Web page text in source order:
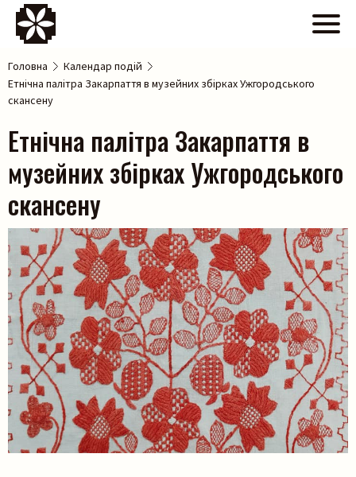
Головна
Календар подій
Етнічна палітра Закарпаття в музейних збірках Ужгородського
скансену
Етнічна палітра Закарпаття в
музейних збірках Ужгородського
скансену